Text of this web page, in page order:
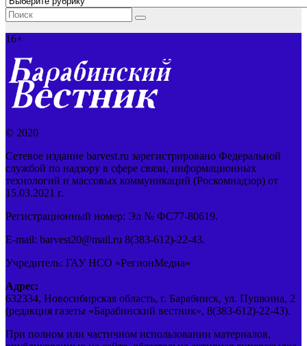
16+
© 2020
Сетевое издание barvest.ru зарегистрировано Федеральной
службой по надзору в сфере связи, информационных
технологий и массовых коммуникаций (Роскомнадзор) от
15.03.2021 г.
Регистрационный номер: Эл № ФС77-80619.
E-mail: barvest20@mail.ru 8(383-612)-22-43.
Учредитель: ГАУ НСО «РегионМедиа»
Адрес:
632334, Новосибирская область, г. Барабинск, ул. Пушкина, 2
(редакция газеты «Барабинский вестник», 8(383-612)-22-43).
При полном или частичном использовании материалов,